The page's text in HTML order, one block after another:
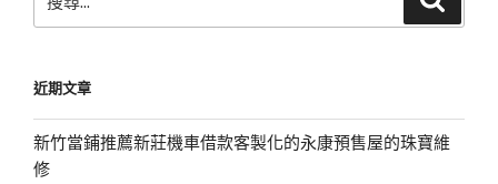
尋
字:
近期文章
新竹當鋪推薦新莊機車借款客製化的永康預售屋的珠寶維
修